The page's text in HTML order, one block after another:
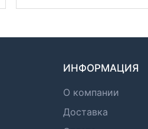
ИНФОРМАЦИЯ
О компании
Доставка